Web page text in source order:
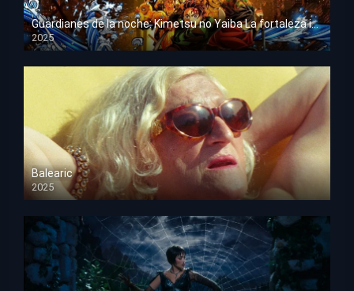
Guardianes de la noche: Kimetsu no Yaiba La fortaleza infinita
2025
HD 1080p
Balearic
2025
HD 1080p